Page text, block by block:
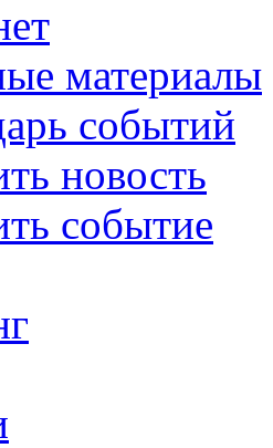
материалы
событий
новость
событие